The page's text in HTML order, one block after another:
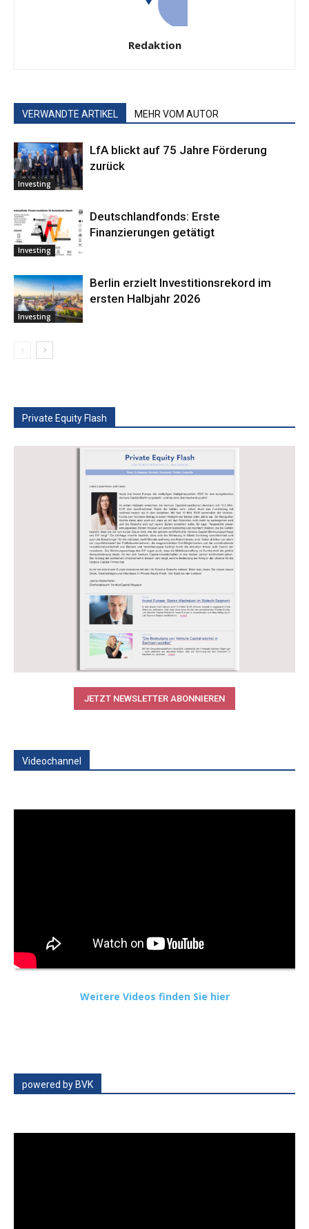
Redaktion
VERWANDTE ARTIKEL MEHR VOM AUTOR
Investing
LfA blickt auf 75 Jahre Förderung
zurück
Investing
Deutschlandfonds: Erste
Finanzierungen getätigt
Investing
Berlin erzielt Investitionsrekord im
ersten Halbjahr 2026
Private Equity Flash
JETZT NEWSLETTER ABONNIEREN
Videochannel
Weitere Videos finden Sie hier
powered by BVK